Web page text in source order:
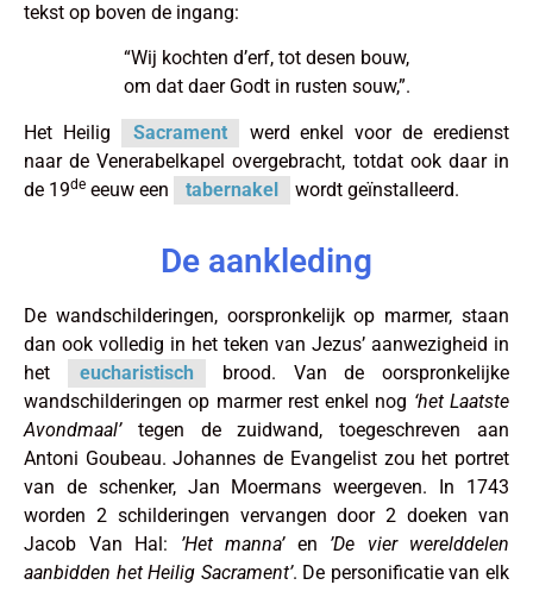
tekst op boven de ingang:
“Wij kochten d’erf, tot desen bouw,
om dat daer Godt in rusten souw,”.
Het Heilig Sacrament
werd enkel voor de eredienst
naar de Venerabelkapel overgebracht, totdat ook daar in
de 19de eeuw een tabernakel wordt geïnstalleerd.
De aankleding
De wandschilderingen, oorspronkelijk op marmer, staan
dan ook volledig in het teken van Jezus’ aanwezigheid in
het
eucharistisch
brood. Van de oorspronkelijke
wandschilderingen op marmer rest enkel nog ‘het Laatste
Avondmaal’tegen de zuidwand, toegeschreven aan
Antoni Goubeau. Johannes de Evangelist zou het portret
van de schenker, Jan Moermans weergeven. In 1743
worden 2 schilderingen vervangen door 2 doeken van
Jacob Van Hal: ’Het manna’en ’De vier werelddelen
aanbidden het Heilig Sacrament’. De personificatie van elk